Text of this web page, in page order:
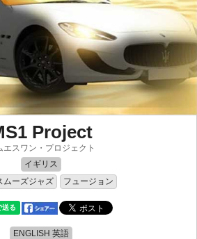
Project
エスワン・プロジェクト
イギリス
ムーズジャズ フュージョン
ENGLISH 英語